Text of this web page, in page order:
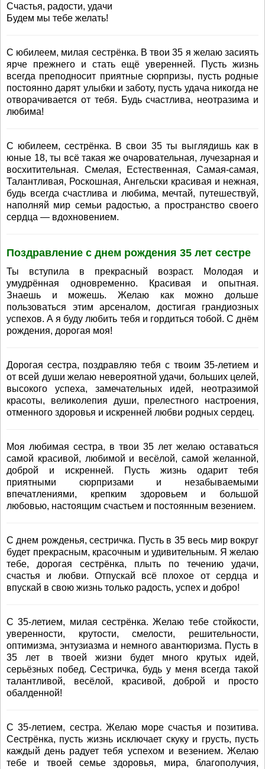
Счастья, радости, удачи
Будем мы тебе желать!
С юбилеем, милая сестрёнка. В твои 35 я желаю засиять
ярче прежнего и стать ещё уверенней. Пусть жизнь
всегда преподносит приятные сюрпризы, пусть родные
постоянно дарят улыбки и заботу, пусть удача никогда не
отворачивается от тебя. Будь счастлива, неотразима и
любима!
С юбилеем, сестрёнка. В свои 35 ты выглядишь как в
юные 18, ты всё такая же очаровательная, лучезарная и
восхитительная. Смелая, Естественная, Самая-самая,
Талантливая, Роскошная, Ангельски красивая и нежная,
будь всегда счастлива и любима, мечтай, путешествуй,
наполняй мир семьи радостью, а пространство своего
сердца — вдохновением.
Поздравление с днем рождения 35 лет сестре
Ты вступила в прекрасный возраст. Молодая и
умудрённая одновременно. Красивая и опытная.
Знаешь и можешь. Желаю как можно дольше
пользоваться этим арсеналом, достигая грандиозных
успехов. А я буду любить тебя и гордиться тобой. С днём
рождения, дорогая моя!
Дорогая сестра, поздравляю тебя с твоим 35-летием и
от всей души желаю невероятной удачи, больших целей,
высокого успеха, замечательных идей, неотразимой
красоты, великолепия души, прелестного настроения,
отменного здоровья и искренней любви родных сердец.
Моя любимая сестра, в твои 35 лет желаю оставаться
самой красивой, любимой и весёлой, самой желанной,
доброй и искренней. Пусть жизнь одарит тебя
приятными сюрпризами и незабываемыми
впечатлениями, крепким здоровьем и большой
любовью, настоящим счастьем и постоянным везением.
С днем рожденья, сестричка. Пусть в 35 весь мир вокруг
будет прекрасным, красочным и удивительным. Я желаю
тебе, дорогая сестрёнка, плыть по течению удачи,
счастья и любви. Отпускай всё плохое от сердца и
впускай в свою жизнь только радость, успех и добро!
С 35-летием, милая сестрёнка. Желаю тебе стойкости,
уверенности, крутости, смелости, решительности,
оптимизма, энтузиазма и немного авантюризма. Пусть в
35 лет в твоей жизни будет много крутых идей,
серьёзных побед. Сестричка, будь у меня всегда такой
талантливой, весёлой, красивой, доброй и просто
обалденной!
С 35-летием, сестра. Желаю море счастья и позитива.
Сестрёнка, пусть жизнь исключает скуку и грусть, пусть
каждый день радует тебя успехом и везением. Желаю
тебе и твоей семье здоровья, мира, благополучия,